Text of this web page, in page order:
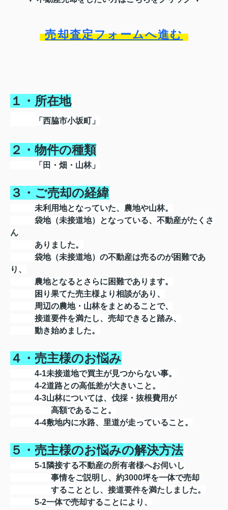
売却査定フォームへ進む
１・所在地
「西脇市小坂町」
２・物件の種類
「田・畑・山林」
３・ご売却の経緯
未利用地となっていた、農地や山林。
袋地（未接道地）となっている、不動産がたくさ
ん
ありました。
袋地（未接道地）の不動産は売るのが困難であ
り、
農地となるとさらに困難であります。
困り果てた売主様より相談があり、
周辺の農地・山林をまとめることで、
接道要件を満たし、売却できると踏み、
動き始めました。
４・売主様のお悩み
4-1未接道地で買主が見つからない事。
4-2道路との高低差が大きいこと。
4-3山林については、伐採・抜根費用が
高額であること。
4-4敷地内に水路、里道が走っていること。
５・売主様のお悩みの解決方法
5-1隣接する不動産の所有者様へお伺いし
事情をご説明し、約3000坪を一体で売却
することとし、接道要件を満たしました。
5-2一体で売却することにより、